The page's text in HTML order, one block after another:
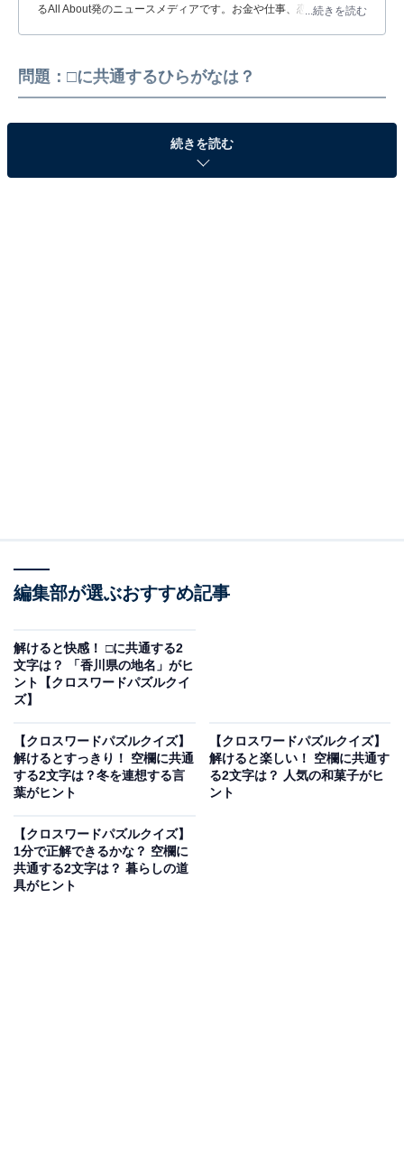
るAll About発のニュースメディアです。お金や仕事、恋愛、ITに関
...続きを読む
問題：□に共通するひらがなは？
ヒント：横の言葉は、暮らしを支える非常に重要な「イ
あわせて読みたい
がヒント
続きを読む
編集部が選ぶおすすめ記事
解けると快感！ □に共通する2
文字は？ 「香川県の地名」がヒ
ント【クロスワードパズルクイ
ズ】
【クロスワードパズルクイズ】
解けるとすっきり！ 空欄に共通
する2文字は？冬を連想する言
葉がヒント
【クロスワードパズルクイズ】
解けると楽しい！ 空欄に共通す
る2文字は？ 人気の和菓子がヒ
ント
【クロスワードパズルクイズ】
1分で正解できるかな？ 空欄に
共通する2文字は？ 暮らしの道
具がヒント